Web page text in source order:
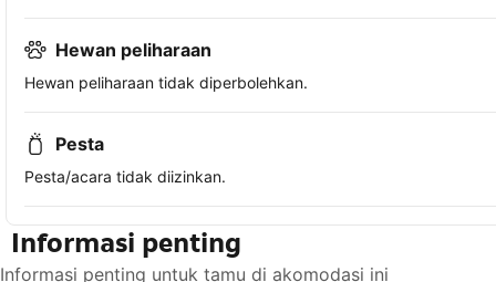
Hewan peliharaan
Hewan peliharaan tidak diperbolehkan.
Pesta
Pesta/acara tidak diizinkan.
Informasi penting
Informasi penting untuk tamu di akomodasi ini